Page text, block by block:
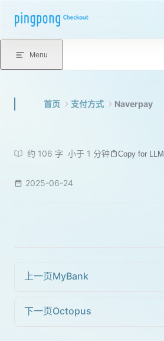
Skip to content
Menu
首页 支付方式 Naverpay
约 106 字 小于 1 分钟 Copy for LLM
2025-06-24
上一页MyBank
下一页Octopus